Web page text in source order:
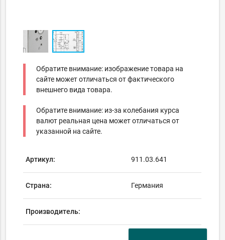
Обратите внимание: изображение товара на
сайте может отличаться от фактического
внешнего вида товара.
Обратите внимание: из-за колебания курса
валют реальная цена может отличаться от
указанной на сайте.
Артикул: 911.03.641
Страна: Германия
Производитель: